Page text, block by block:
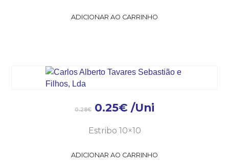
ADICIONAR AO CARRINHO
0.28€ 0.25€ /Uni
Estribo 10×10
ADICIONAR AO CARRINHO